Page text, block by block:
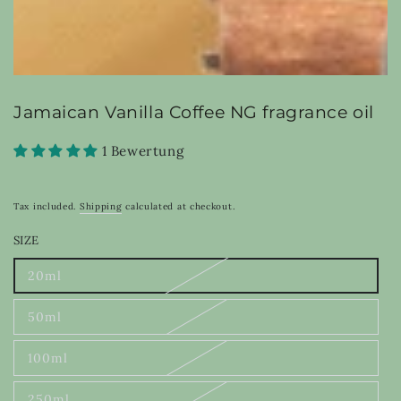
Jamaican Vanilla Coffee NG fragrance oil
1 Bewertung
Tax included. Shipping calculated at checkout.
SIZE
20ml
Variant
sold
or
unavailable
50ml
Variant
sold
or
unavailable
100ml
Variant
sold